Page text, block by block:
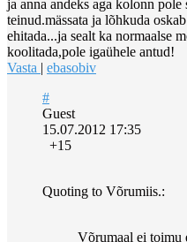
ja anna andeks aga kolonn
teinud.mässata ja lõhkuda
ehitada...ja sealt ka normaalse
koolitada,pole igaühele antud!
Vasta | ebasobiv
#
Guest
15.07.2012 17:35
+15
Quoting to Võrumiis.:
Võrumaal ei toimu